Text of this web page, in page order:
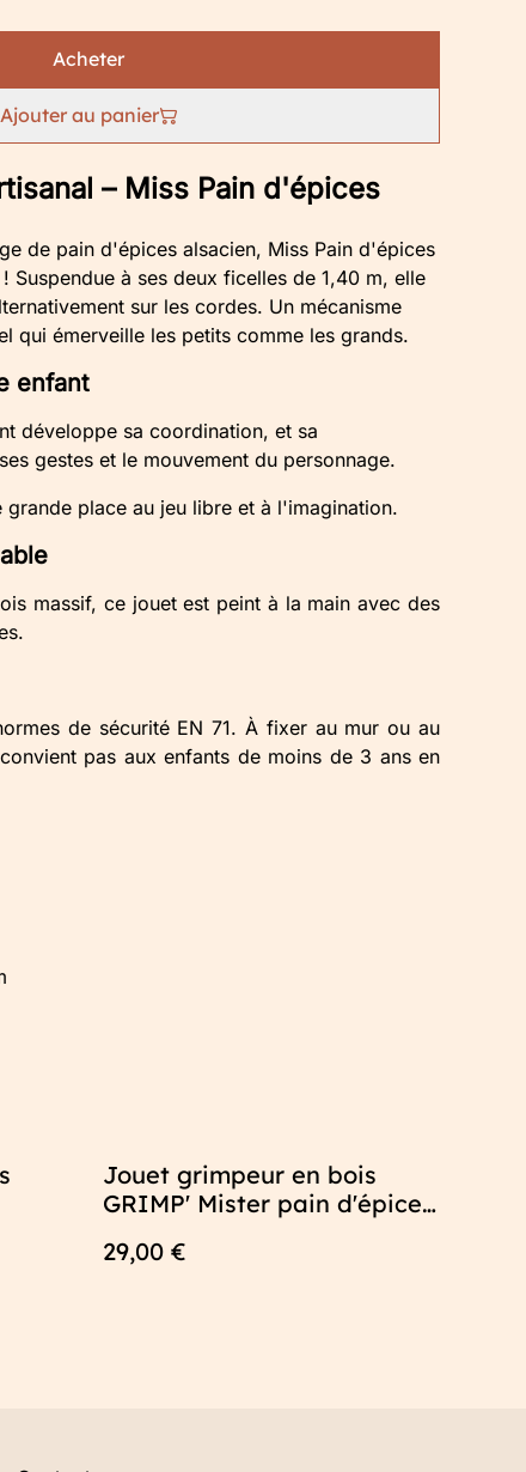
Acheter
Ajouter au panier
– Miss Pain d'épices
de pain d'épices alsacien, Miss Pain d'épices
Suspendue à ses deux ficelles de 1,40 m, elle
sur les cordes. Un mécanisme
qui émerveille les petits comme les grands.
enfant
développe sa coordination, et sa
gestes et le mouvement du personnage.
grande place au jeu libre et à l'imagination.
massif, ce jouet est peint à la main avec des
de sécurité EN 71. À fixer au mur ou au
pas aux enfants de moins de 3 ans en
Jouet grimpeur en bois
GRIMP' Mister pain d'épices
en France
29,00 €